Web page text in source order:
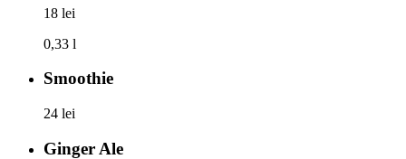
18 lei
0,33 l
Smoothie
24 lei
Ginger Ale